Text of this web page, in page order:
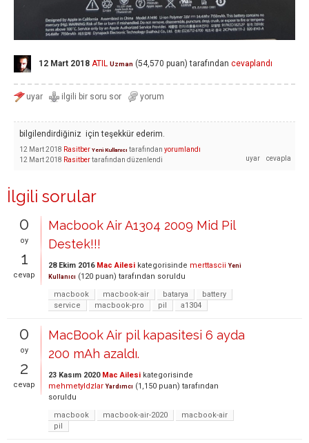
12 Mart 2018 ATIL Uzman (54,570 puan) tarafından cevaplandı
bilgilendirdiğiniz için teşekkür ederim.
12 Mart 2018 Rasitber Yeni Kullanıcı tarafından yorumlandı
12 Mart 2018 Rasitbertarafından düzenlendi
İlgili sorular
0
oy
1
cevap
Macbook Air A1304 2009 Mid Pil
Destek!!!
28 Ekim 2016 Mac Ailesi kategorisinde merttascii Yeni
Kullanıcı (120 puan) tarafından soruldu
macbook
macbook-air batarya
battery
service
macbook-pro pil a1304
0
oy
2
cevap
MacBook Air pil kapasitesi 6 ayda
200 mAh azaldı.
23 Kasım 2020 Mac Ailesi kategorisinde
mehmetyldzlar Yardımcı (1,150 puan) tarafından
soruldu
macbook
macbook-air-2020
macbook-air
pil